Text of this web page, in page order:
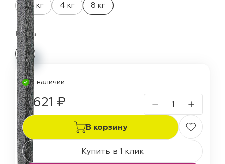
0.8 кг 4 кг 8 кг
Цвета:
В наличии
7 621 ₽
В корзину
Купить в 1 клик